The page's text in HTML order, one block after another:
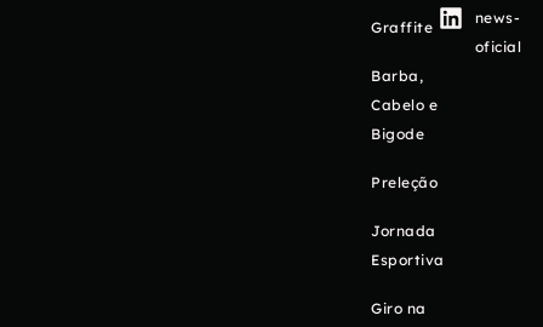
Graffite
Barba,
Cabelo e
Bigode
Preleção
Jornada
Esportiva
Giro na
news-
oficial